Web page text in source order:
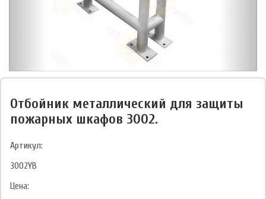
Отбойник металлический для защиты
пожарных шкафов 3002.
Артикул:
3002YB
Цена: